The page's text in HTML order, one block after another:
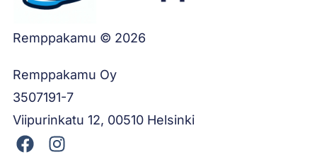
Remppakamu © 2026
Remppakamu Oy
3507191-7
Viipurinkatu 12, 00510 Helsinki